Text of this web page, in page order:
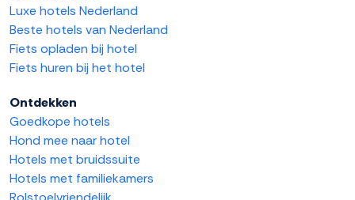
Luxe hotels Nederland
Beste hotels van Nederland
Fiets opladen bij hotel
Fiets huren bij het hotel
Ontdekken
Goedkope hotels
Hond mee naar hotel
Hotels met bruidssuite
Hotels met familiekamers